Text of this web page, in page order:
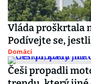
Vláda proškrtala
Podívejte se,
Domácí
Češi propadli